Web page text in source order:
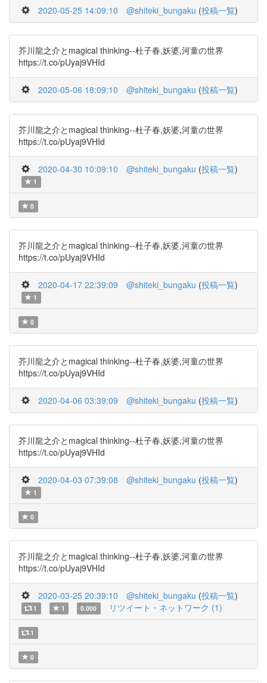
2020-05-25 14:09:10 @shiteki_bungaku (投稿一覧)
芥川龍之介とmagical thinking--杜子春,妖婆,河童の世界
https://t.co/pUyaj9VHId
2020-05-06 18:09:10 @shiteki_bungaku (投稿一覧)
芥川龍之介とmagical thinking--杜子春,妖婆,河童の世界
https://t.co/pUyaj9VHId
2020-04-30 10:09:10 @shiteki_bungaku (投稿一覧)
1
0
芥川龍之介とmagical thinking--杜子春,妖婆,河童の世界
https://t.co/pUyaj9VHId
2020-04-17 22:39:09 @shiteki_bungaku (投稿一覧)
1
0
芥川龍之介とmagical thinking--杜子春,妖婆,河童の世界
https://t.co/pUyaj9VHId
2020-04-06 03:39:09 @shiteki_bungaku (投稿一覧)
芥川龍之介とmagical thinking--杜子春,妖婆,河童の世界
https://t.co/pUyaj9VHId
2020-04-03 07:39:08 @shiteki_bungaku (投稿一覧)
1
0
芥川龍之介とmagical thinking--杜子春,妖婆,河童の世界
https://t.co/pUyaj9VHId
2020-03-25 20:39:10 @shiteki_bungaku (投稿一覧)
1 1 0.000 リツイート・ネットワーク (1)
1
0